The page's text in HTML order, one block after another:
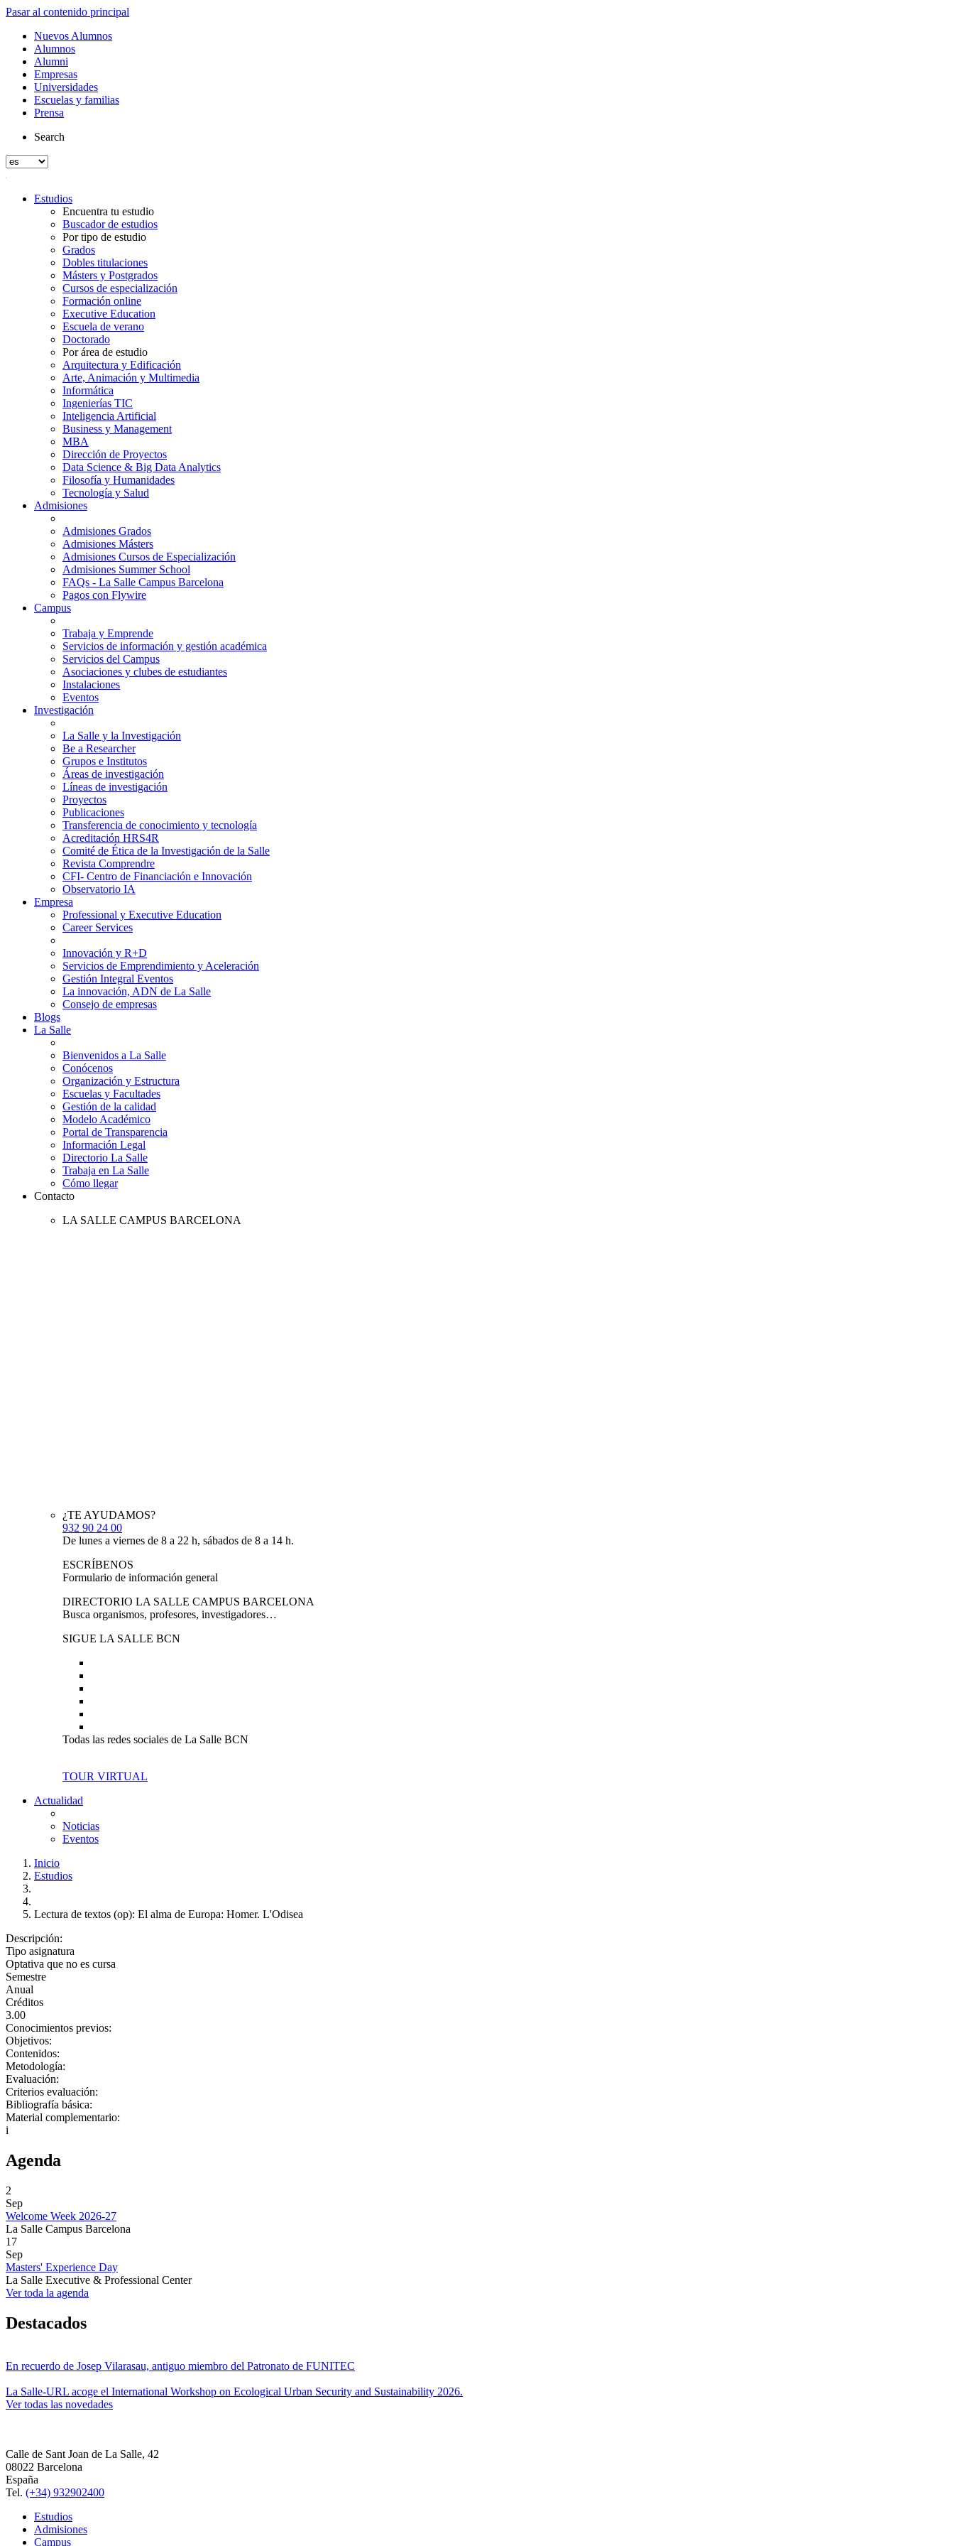
Pasar al contenido principal
Nuevos Alumnos
Alumnos
Alumni
Empresas
Universidades
Escuelas y familias
Prensa
Search
Estudios
Encuentra tu estudio
Buscador de estudios
Por tipo de estudio
Grados
Dobles titulaciones
Másters y Postgrados
Cursos de especialización
Formación online
Executive Education
Escuela de verano
Doctorado
Por área de estudio
Arquitectura y Edificación
Arte, Animación y Multimedia
Informática
Ingenierías TIC
Inteligencia Artificial
Business y Management
MBA
Dirección de Proyectos
Data Science & Big Data Analytics
Filosofía y Humanidades
Tecnología y Salud
Admisiones
Admisiones Grados
Admisiones Másters
Admisiones Cursos de Especialización
Admisiones Summer School
FAQs - La Salle Campus Barcelona
Pagos con Flywire
Campus
Trabaja y Emprende
Servicios de información y gestión académica
Servicios del Campus
Asociaciones y clubes de estudiantes
Instalaciones
Eventos
Investigación
La Salle y la Investigación
Be a Researcher
Grupos e Institutos
Áreas de investigación
Líneas de investigación
Proyectos
Publicaciones
Transferencia de conocimiento y tecnología
Acreditación HRS4R
Comité de Ética de la Investigación de la Salle
Revista Comprendre
CFI- Centro de Financiación e Innovación
Observatorio IA
Empresa
Professional y Executive Education
Career Services
Innovación y R+D
Servicios de Emprendimiento y Aceleración
Gestión Integral Eventos
La innovación, ADN de La Salle
Consejo de empresas
Blogs
La Salle
Bienvenidos a La Salle
Conócenos
Organización y Estructura
Escuelas y Facultades
Gestión de la calidad
Modelo Académico
Portal de Transparencia
Información Legal
Directorio La Salle
Trabaja en La Salle
Cómo llegar
Contacto
LA SALLE CAMPUS BARCELONA
¿TE AYUDAMOS?
932 90 24 00
De lunes a viernes de 8 a 22 h, sábados de 8 a 14 h.
ESCRÍBENOS
Formulario de información general
DIRECTORIO LA SALLE CAMPUS BARCELONA
Busca organismos, profesores, investigadores…
SIGUE LA SALLE BCN
Todas las redes sociales de La Salle BCN
TOUR VIRTUAL
Actualidad
Noticias
Eventos
Inicio
Estudios
Lectura de textos (op): El alma de Europa: Homer. L'Odisea
Descripción:
Tipo asignatura
Optativa que no es cursa
Semestre
Anual
Créditos
3.00
Conocimientos previos:
Objetivos:
Contenidos:
Metodología:
Evaluación:
Criterios evaluación:
Bibliografía básica:
Material complementario:
i
Agenda
2
Sep
Welcome Week 2026-27
La Salle Campus Barcelona
17
Sep
Masters' Experience Day
La Salle Executive & Professional Center
Ver toda la agenda
Destacados
En recuerdo de Josep Vilarasau, antiguo miembro del Patronato de FUNITEC
La Salle-URL acoge el International Workshop on Ecological Urban Security and Sustainability 2026.
Ver todas las novedades
Calle de Sant Joan de La Salle, 42
08022 Barcelona
España
Tel. (+34) 932902400
Estudios
Admisiones
Campus